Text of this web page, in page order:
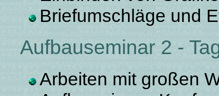
Briefumschläge und
Aufbauseminar 2 -
Arbeiten mit großen